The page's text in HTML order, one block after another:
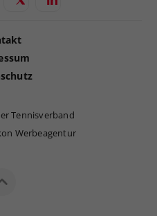
Tennisverband
Werbeagentur